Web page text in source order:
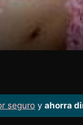
seguro yahorra